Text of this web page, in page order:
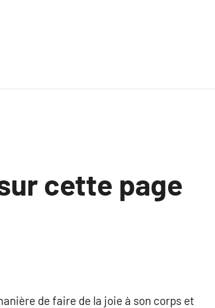
cette page
de faire de la joie à son corps et